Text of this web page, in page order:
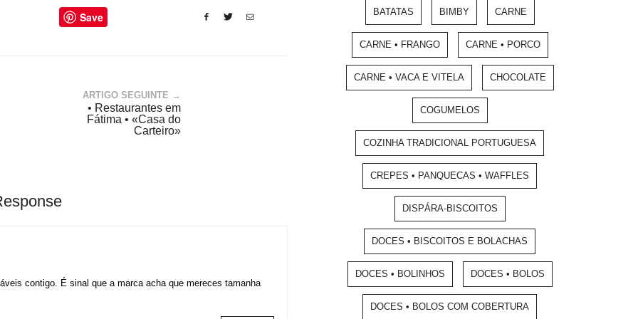
Save
ARTIGO SEGUINTE →
• Restaurantes em
Fátima • «Casa do
Carteiro»
contigo. É sinal que a marca acha que mereces tamanha
BATATAS BIMBY CARNE
CARNE • FRANGO CARNE • PORCO
CARNE • VACA E VITELA CHOCOLATE
COGUMELOS
COZINHA TRADICIONAL PORTUGUESA
CREPES • PANQUECAS • WAFFLES
DISPÁRA-BISCOITOS
DOCES • BISCOITOS E BOLACHAS
DOCES • BOLINHOS DOCES • BOLOS
DOCES • BOLOS COM COBERTURA